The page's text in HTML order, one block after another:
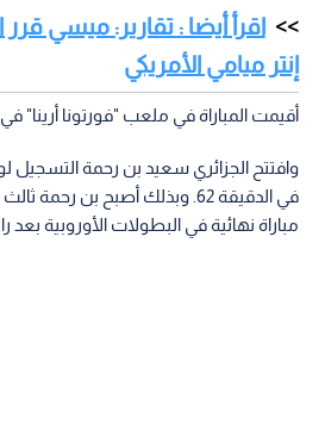
اقرأ أيضا : تقارير: ميسي قرر
إنتر ميامي الأمريكي
أقيمت المباراة في ملعب "فورتونا أرينا"
وافتتح الجزائري سعيد بن رحمة
في الدقيقة 62. وبذلك أصبح بن
مباراة نهائية في البطولات الأوروبية